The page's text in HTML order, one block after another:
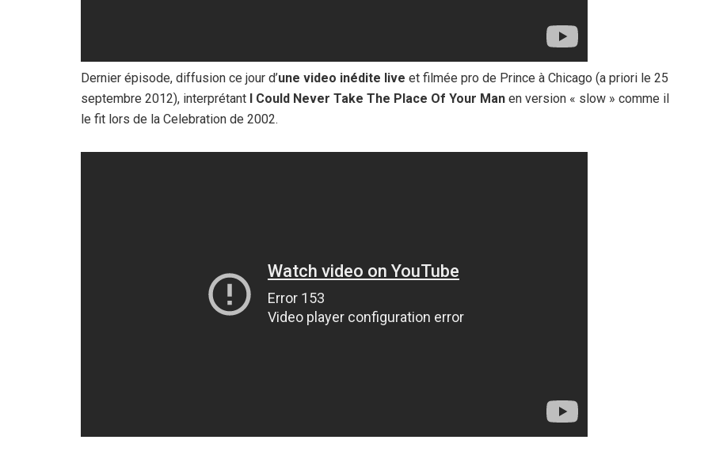
Dernier épisode, diffusion ce jour d’une video inédite live et filmée pro de Prince à Chicago (a priori le 25
septembre 2012), interprétant I Could Never Take The Place Of Your Man en version « slow » comme il
le fit lors de la Celebration de 2002.